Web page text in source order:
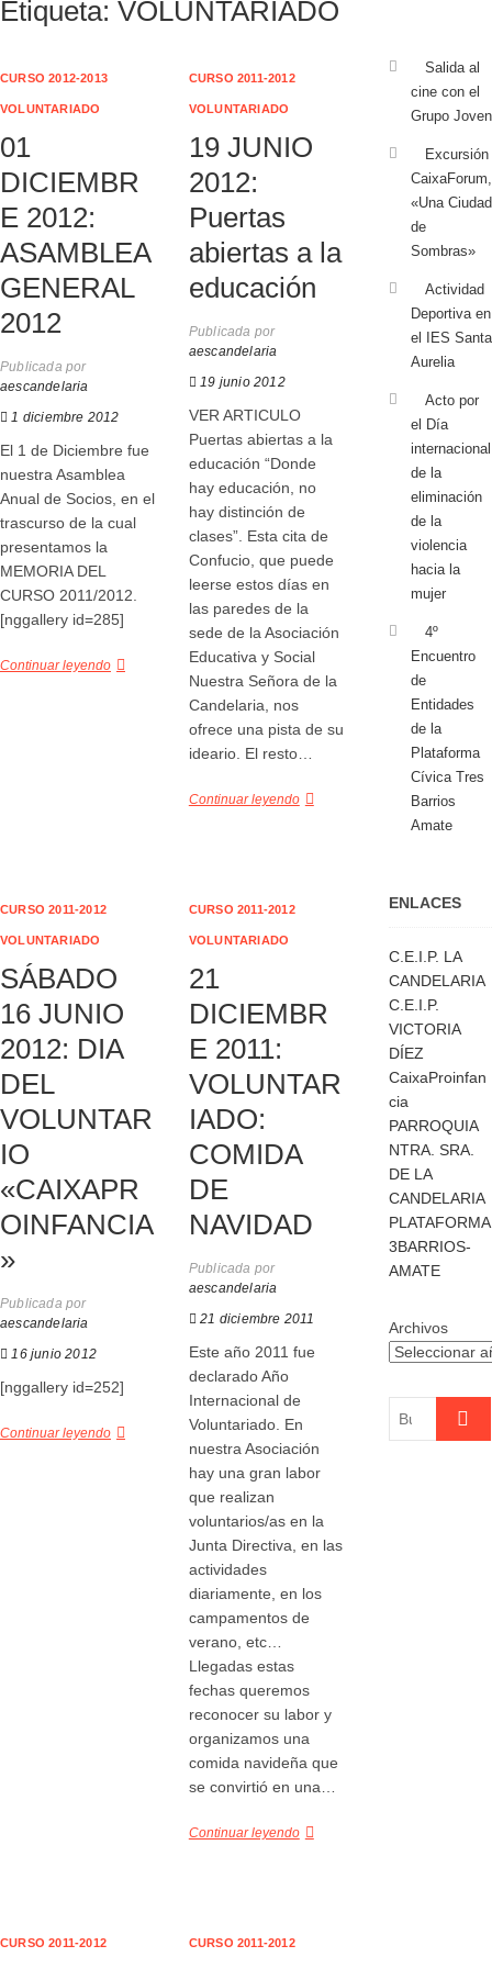
Etiqueta: VOLUNTARIADO
CURSO 2012-2013
VOLUNTARIADO
01
DICIEMBR
E 2012:
ASAMBLEA
GENERAL
2012
Publicada por
aescandelaria
1 diciembre 2012
El 1 de Diciembre fue
nuestra Asamblea
Anual de Socios, en el
trascurso de la cual
presentamos la
MEMORIA DEL
CURSO 2011/2012.
[nggallery id=285]
Continuar leyendo
CURSO 2011-2012
VOLUNTARIADO
19 JUNIO
2012:
Puertas
abiertas a la
educación
Publicada por
aescandelaria
19 junio 2012
VER ARTICULO
Puertas abiertas a la
educación “Donde
hay educación, no
hay distinción de
clases”. Esta cita de
Confucio, que puede
leerse estos días en
las paredes de la
sede de la Asociación
Educativa y Social
Nuestra Señora de la
Candelaria, nos
ofrece una pista de su
ideario. El resto…
Continuar leyendo
CURSO 2011-2012
VOLUNTARIADO
SÁBADO
16 JUNIO
2012: DIA
DEL
VOLUNTAR
IO
«CAIXAPR
OINFANCIA
»
Publicada por
aescandelaria
16 junio 2012
[nggallery id=252]
Continuar leyendo
CURSO 2011-2012
VOLUNTARIADO
21
DICIEMBR
E 2011:
VOLUNTAR
IADO:
COMIDA
DE
NAVIDAD
Publicada por
aescandelaria
21 diciembre 2011
Este año 2011 fue
declarado Año
Internacional de
Voluntariado. En
nuestra Asociación
hay una gran labor
que realizan
voluntarios/as en la
Junta Directiva, en las
actividades
diariamente, en los
campamentos de
verano, etc…
Llegadas estas
fechas queremos
reconocer su labor y
organizamos una
comida navideña que
se convirtió en una…
Continuar leyendo
CURSO 2011-2012 CURSO 2011-2012
Salida al
cine con el
Grupo Joven
Excursión
CaixaForum,
«Una Ciudad
de
Sombras»
Actividad
Deportiva en
el IES Santa
Aurelia
Acto por
el Día
internacional
de la
eliminación
de la
violencia
hacia la
mujer
4º
Encuentro
de
Entidades
de la
Plataforma
Cívica Tres
Barrios
Amate
ENLACES
C.E.I.P. LA
CANDELARIA
C.E.I.P.
VICTORIA
DÍEZ
CaixaProinfan
cia
PARROQUIA
NTRA. SRA.
DE LA
CANDELARIA
PLATAFORMA
3BARRIOS-
AMATE
Archivos
Buscar